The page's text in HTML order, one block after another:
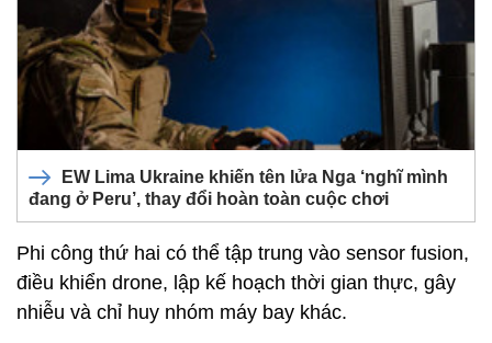
EW Lima Ukraine khiến tên lửa Nga ‘nghĩ mình
đang ở Peru’, thay đổi hoàn toàn cuộc chơi
Phi công thứ hai có thể tập trung vào sensor fusion,
điều khiển drone, lập kế hoạch thời gian thực, gây
nhiễu và chỉ huy nhóm máy bay khác.